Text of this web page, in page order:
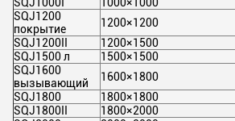
SQJ1200
покрытие
1200×1200
SQJ1200II
1200×1500
SQJ1500 л
1500×1500
SQJ1600
вызывающий
1600×1800
SQJ1800
1800×1800
SQJ1800II
1800×2000